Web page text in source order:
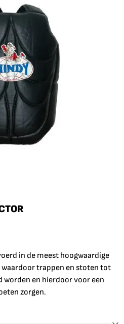
in de meest hoogwaardige
trappen en stoten tot
worden en hierdoor voor een
zorgen.